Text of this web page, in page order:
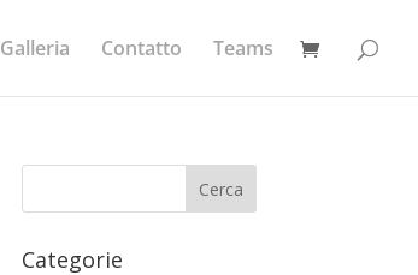
Galleria Contatto Teams
Categorie